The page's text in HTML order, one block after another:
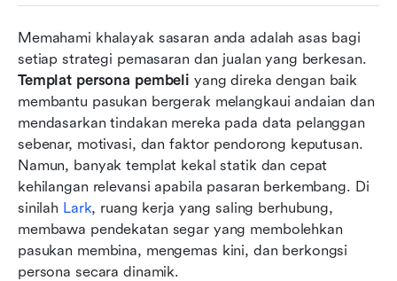
Memahami khalayak sasaran anda adalah asas bagi
Templat persona pembeli yang direka dengan baik
membantu pasukan bergerak melangkaui andaian dan
mendasarkan tindakan mereka pada data pelanggan
sebenar, motivasi, dan faktor pendorong keputusan.
Namun, banyak templat kekal statik dan cepat
kehilangan relevansi apabila pasaran berkembang. Di
sinilah Lark, ruang kerja yang saling berhubung,
membawa pendekatan segar yang membolehkan
pasukan membina, mengemas kini, dan berkongsi
persona secara dinamik.
sedia digunakan
Mengapa Lark merupakan ruang kerja terbaik
untuk kolaborasi persona
Di mana persona pembeli tersasar—dan cara
mengekalkannya agar kekal nyata
Kesimpulan
Soalan Lazim
Bacaan berkaitan